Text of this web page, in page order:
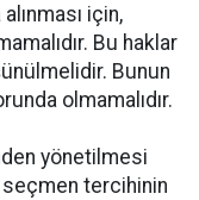
için,
Bu haklar
Bunun
olmamalıdır.
yönetilmesi
seçmen tercihinin